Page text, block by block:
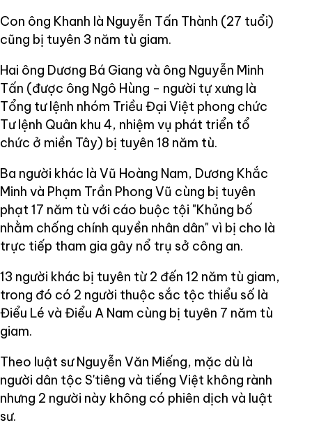
Con ông Khanh là Nguyễn Tấn Thành (27 tuổi)
cũng bị tuyên 3 năm tù giam.
Hai ông Dương Bá Giang và ông Nguyễn Minh
Tấn (được ông Ngô Hùng - người tự xưng là
Tổng tư lệnh nhóm Triều Đại Việt phong chức
Tư lệnh Quân khu 4, nhiệm vụ phát triển tổ
chức ở miền Tây) bị tuyên 18 năm tù.
Ba người khác là Vũ Hoàng Nam, Dương Khắc
Minh và Phạm Trần Phong Vũ cùng bị tuyên
phạt 17 năm tù với cáo buộc tội "Khủng bố
nhằm chống chính quyền nhân dân" vì bị cho là
trực tiếp tham gia gây nổ trụ sở công an.
13 người khác bị tuyên từ 2 đến 12 năm tù giam,
trong đó có 2 người thuộc sắc tộc thiểu số là
Điểu Lé và Điểu A Nam cùng bị tuyên 7 năm tù
giam.
Theo luật sư Nguyễn Văn Miếng, mặc dù là
người dân tộc S'tiêng và tiếng Việt không rành
nhưng 2 người này không có phiên dịch và luật
sư.